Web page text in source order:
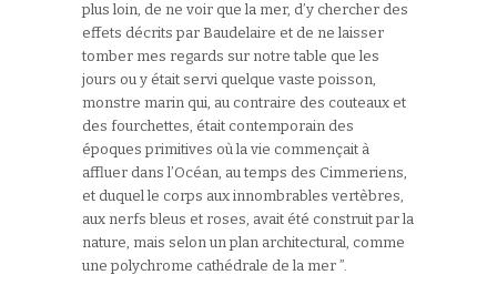
plus loin, de ne voir que la mer, d’y chercher des
effets décrits par Baudelaire et de ne laisser
tomber mes regards sur notre table que les
jours ou y était servi quelque vaste poisson,
monstre marin qui, au contraire des couteaux et
des fourchettes, était contemporain des
époques primitives où la vie commençait à
affluer dans l’Océan, au temps des Cimmeriens,
et duquel le corps aux innombrables vertèbres,
aux nerfs bleus et roses, avait été construit par la
nature, mais selon un plan architectural, comme
une polychrome cathédrale de la mer ”.